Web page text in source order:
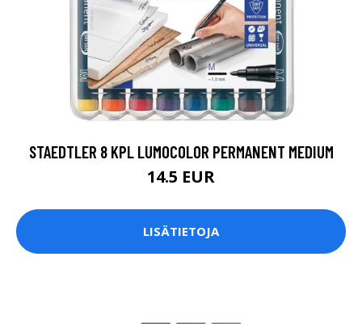
STAEDTLER 8 KPL LUMOCOLOR PERMANENT MEDIUM
14.5 EUR
LISÄTIETOJA